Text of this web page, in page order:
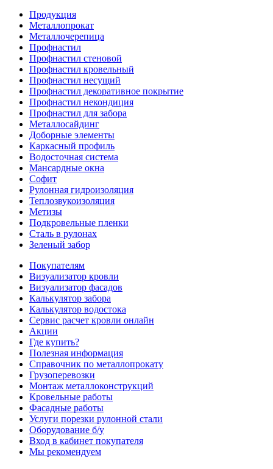
Продукция
Металлопрокат
Металлочерепица
Профнастил
Профнастил стеновой
Профнастил кровельный
Профнастил несущий
Профнастил декоративное покрытие
Профнастил некондиция
Профнастил для забора
Металлосайдинг
Доборные элементы
Каркасный профиль
Водосточная система
Мансардные окна
Софит
Рулонная гидроизоляция
Теплозвукоизоляция
Метизы
Подкровельные пленки
Сталь в рулонах
Зеленый забор
Покупателям
Визуализатор кровли
Визуализатор фасадов
Калькулятор забора
Калькулятор водостока
Сервис расчет кровли онлайн
Акции
Где купить?
Полезная информация
Справочник по металлопрокату
Грузоперевозки
Монтаж металлоконструкций
Кровельные работы
Фасадные работы
Услуги порезки рулонной стали
Оборудование б/у
Вход в кабинет покупателя
Мы рекомендуем